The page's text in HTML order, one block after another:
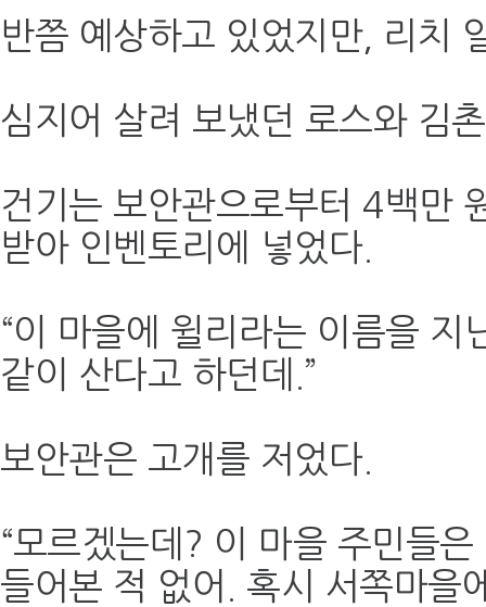
반쯤 예상하고 있었지만, 리치
심지어 살려 보냈던 로스와 김
건기는 보안관으로부터 4백만
받아 인벤토리에 넣었다.
“이 마을에 윌리라는 이름을 지
같이 산다고 하던데.”
보안관은 고개를 저었다.
“모르겠는데? 이 마을 주민들
들어본 적 없어. 혹시 서쪽마을